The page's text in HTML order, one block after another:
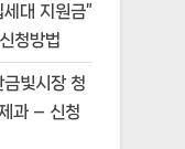
대 지원금”
청방법
빛시장 청
과 – 신청